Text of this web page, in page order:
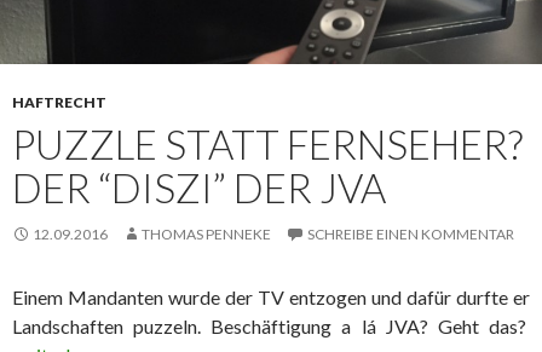
HAFTRECHT
PUZZLE STATT FERNSEHER?
DER “DISZI” DER JVA
12.09.2016 THOMAS PENNEKE SCHREIBE EINEN KOMMENTAR
Einem Mandanten wurde der TV entzogen und dafür durfte er
Landschaften puzzeln. Beschäftigung a lá JVA? Geht das?